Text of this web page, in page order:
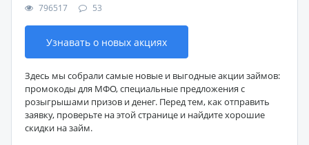
796517
53
Узнавать о новых акциях
Здесь мы собрали самые новые и выгодные акции займов:
промокоды для МФО, специальные предложения с
розыгрышами призов и денег. Перед тем, как отправить
заявку, проверьте на этой странице и найдите хорошие
скидки на займ.